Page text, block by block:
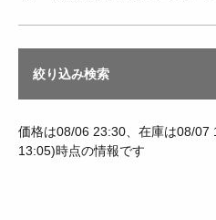
絞り込み検索
価格は08/06 23:30、在庫は08/07
13:05)時点の情報です